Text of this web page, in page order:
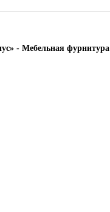
- Мебельная фурнитура